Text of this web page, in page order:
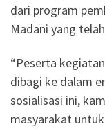
dari program
Madani yang
“Peserta
dibagi ke dalam
sosialisasi ini,
masyarakat